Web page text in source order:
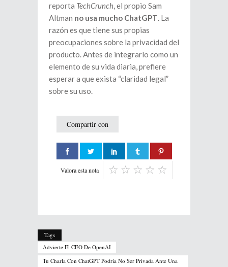
reporta TechCrunch, el propio Sam
Altman no usa mucho ChatGPT. La
razón es que tiene sus propias
preocupaciones sobre la privacidad del
producto. Antes de integrarlo como un
elemento de su vida diaria, prefiere
esperar a que exista “claridad legal”
sobre su uso.
Compartir con
Valora esta nota
Tags
Advierte El CEO De OpenAI
Tu Charla Con ChatGPT Podría No Ser Privada Ante Una